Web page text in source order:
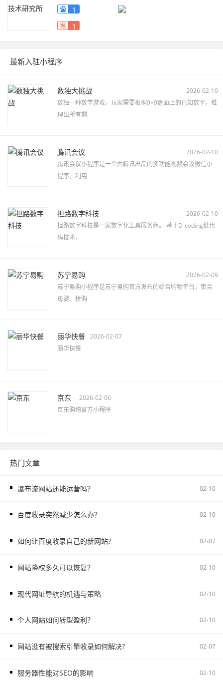
1
1
最新入驻小程序
数独大挑战
2026-02-10
数独一种数学游戏，玩家需要根据9×9盘面上的已知数字，推
理出所有剩
腾讯会议
2026-02-10
腾讯会议小程序是一个由腾讯出品的多功能视频会议微信小
程序，利用
担路数字科技
2026-02-10
担路数字科技是一家数字化工具服务商。 基于D-coding低代
码技术，
苏宁易购
2026-02-09
苏宁易购小程序是苏宁易购官方发布的综合购物平台，集合
母婴、拼购
丽华快餐 2026-02-07
丽华快餐
京东
2026-02-06
京东购物官方小程序
热门文章
瀑布流网站还能运营吗？ 02-10
百度收录突然减少怎么办？ 02-10
如何让百度收录自己的新网站? 02-07
网站降权多久可以恢复？ 02-10
现代网址导航的机遇与策略 02-10
个人网站如何转型盈利？ 02-10
网站没有被搜索引擎收录如何解决? 02-07
服务器性能对SEO的影响 02-10